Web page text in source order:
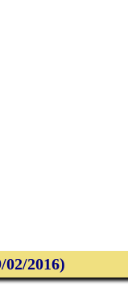
02/2016)